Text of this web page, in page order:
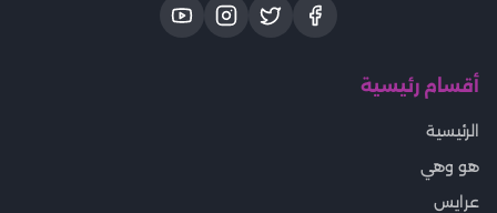
أقسام رئيسية
الرئيسية
هو وهي
عرايس